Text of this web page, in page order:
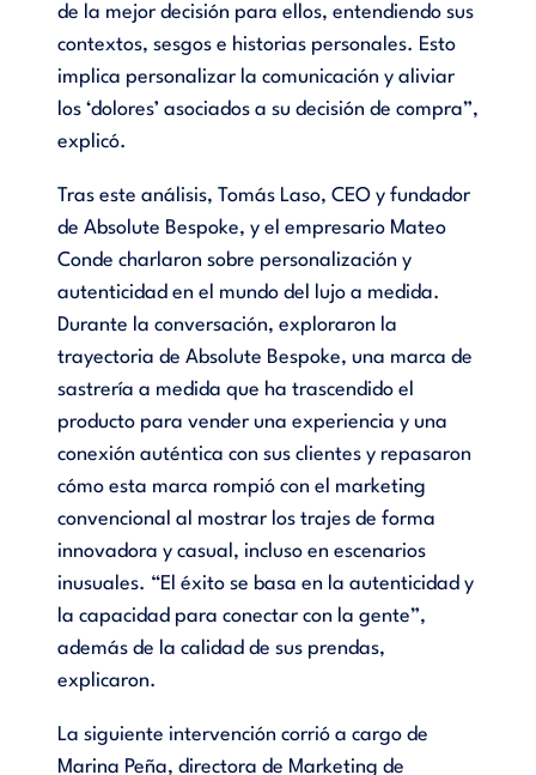
de la mejor decisión para ellos, entendiendo sus
contextos, sesgos e historias personales. Esto
implica personalizar la comunicación y aliviar
los ‘dolores’ asociados a su decisión de compra”,
explicó.
Tras este análisis, Tomás Laso, CEO y fundador
de Absolute Bespoke, y el empresario Mateo
Conde charlaron sobre personalización y
autenticidad en el mundo del lujo a medida.
Durante la conversación, exploraron la
trayectoria de Absolute Bespoke, una marca de
sastrería a medida que ha trascendido el
producto para vender una experiencia y una
conexión auténtica con sus clientes y repasaron
cómo esta marca rompió con el marketing
convencional al mostrar los trajes de forma
innovadora y casual, incluso en escenarios
inusuales. “El éxito se basa en la autenticidad y
la capacidad para conectar con la gente”,
además de la calidad de sus prendas,
explicaron.
La siguiente intervención corrió a cargo de
Marina Peña, directora de Marketing de